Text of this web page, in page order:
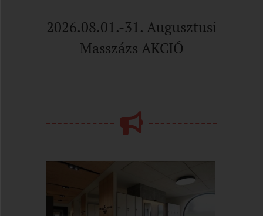
2026.08.01.-31. Augusztusi
Masszázs AKCIÓ